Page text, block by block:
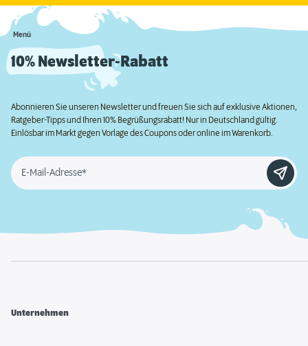
Menü
10% Newsletter-Rabatt
Abonnieren Sie unseren Newsletter und freuen Sie sich auf exklusive Aktionen,
Ratgeber-Tipps und Ihren 10% Begrüßungsrabatt! Nur in Deutschland gültig.
Einlösbar im Markt gegen Vorlage des Coupons oder online im Warenkorb.
E-Mail-Adresse*
Unternehmen